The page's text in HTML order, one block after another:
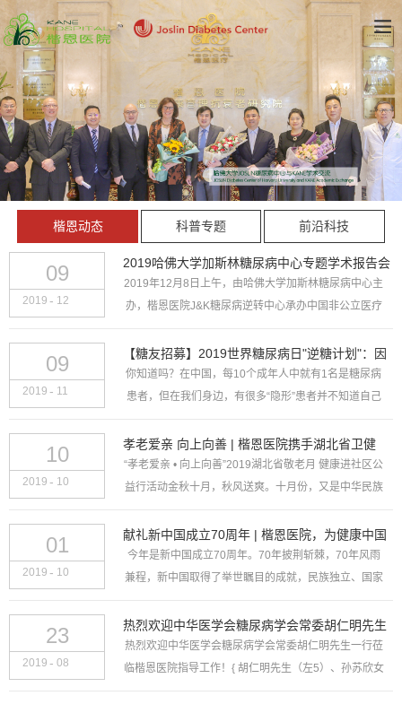
楷恩动态 科普专题 前沿科技
09
2019 - 12
2019哈佛大学加斯林糖尿病中心专题学术报告会
成功召开，国际内分泌大咖分享学术成果！
2019年12月8日上午，由哈佛大学加斯林糖尿病中心主
办，楷恩医院J&K糖尿病逆转中心承办中国非公立医疗
学加斯林糖尿病中心专题学术报告会”在武汉楷恩...
09
2019 - 11
【糖友招募】2019世界糖尿病日"逆糖计划"：因
爱陪伴，让家庭更健康
你知道吗？在中国，每10个成年人中就有1名是糖尿病
患者，但在我们身边，有很多“隐形”患者并不知道自己
病日”来临之际，楷恩医院联合美国哈佛jos...
10
2019 - 10
孝老爱亲 向上向善 | 楷恩医院携手湖北省卫健
委、湖北省老龄协会 协力共助老人安康
“孝老爱亲 • 向上向善”2019湖北省敬老月 健康进社区公
益行活动金秋十月，秋风送爽。十月份，又是中华民族
弘扬中华民族爱老敬老的传统美德，10月9...
01
2019 - 10
献礼新中国成立70周年 | 楷恩医院，为健康中国
护航！
今年是新中国成立70周年。70年披荆斩棘，70年风雨
兼程，新中国取得了举世瞩目的成就，民族独立、国家
没。没有新中国的成立，就没有中华民族的伟大飞跃！
今天...
23
2019 - 08
热烈欢迎中华医学会糖尿病学会常委胡仁明先生
一行莅临楷恩医院指导工作！
热烈欢迎中华医学会糖尿病学会常委胡仁明先生一行莅
临楷恩医院指导工作！{ 胡仁明先生（左5）、孙苏欣女